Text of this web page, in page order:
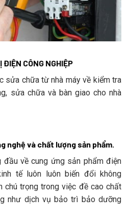
CÔNG NGHIỆP
sửa chữa từ nhà máy về kiểm tra
sửa chữa và bàn giao cho nhà
nghệ và chất lượng sản phẩm.
đầu về cung ứng sản phẩm điện
tế luôn luôn biến đổi không
chú trọng trong việc đề cao chất
như dịch vụ bảo trì bảo dưỡng